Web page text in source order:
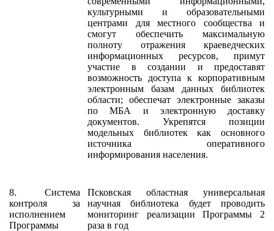
культурными и образовательными
центрами для местного сообщества и
смогут обеспечить максимальную
полноту отражения краеведческих
информационных ресурсов, примут
участие в создании и предоставят
возможность доступа к корпоративным
электронным базам данных библиотек
области; обеспечат электронные заказы
по МБА и электронную доставку
документов. Укрепятся позиции
модельных библиотек как основного
источника оперативного
информирования населения.
8. Система
контроля за
исполнением
Программы
Псковская областная универсальная
научная библиотека будет проводить
мониторинг реализации Программы 2
раза в год